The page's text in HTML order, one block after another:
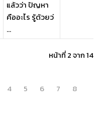
แล้วว่า ปัญหา
คืออะไร รู้ด้วยว่
...
หน้าที่ 2 จาก 14
4 5 6 7
8